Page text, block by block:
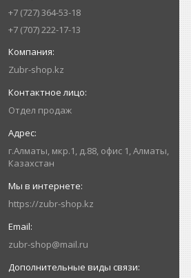
+7 (727) 364-53-18
+7 (707) 222-17-13
Zubr-shop.kz
Отдел продаж
г.Алматы, мкр.1, д.88, офис 1, Алматы,
Казахстан
https://zubr-shop.kz
zubr-shop@mail.ru